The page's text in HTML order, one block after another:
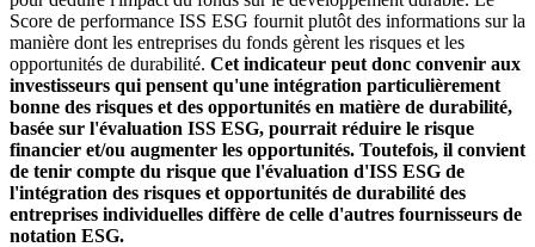
Score de performance ISS ESG fournit plutôt des informations sur la
manière dont les entreprises du fonds gèrent les risques et les
opportunités de durabilité. Cet indicateur peut donc convenir aux
investisseurs qui pensent qu'une intégration particulièrement
bonne des risques et des opportunités en matière de durabilité,
basée sur l'évaluation ISS ESG, pourrait réduire le risque
financier et/ou augmenter les opportunités. Toutefois, il convient
de tenir compte du risque que l'évaluation d'ISS ESG de
l'intégration des risques et opportunités de durabilité des
entreprises individuelles diffère de celle d'autres fournisseurs de
notation ESG.